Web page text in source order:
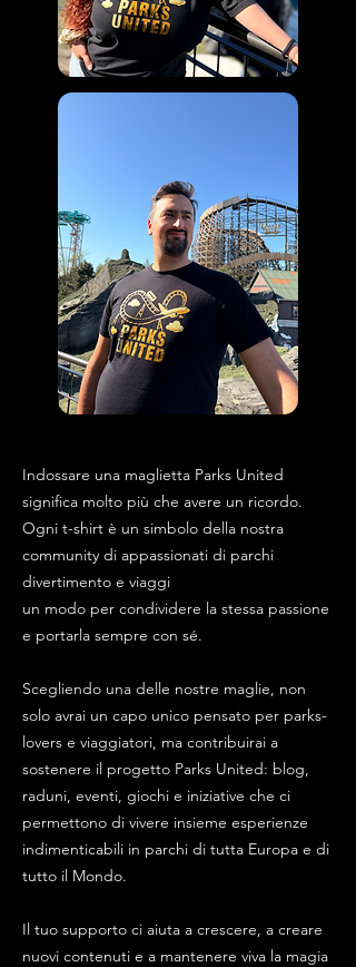
Indossare una maglietta Parks United
significa molto più che avere un ricordo.
Ogni t-shirt è un simbolo della nostra
community di appassionati di parchi
divertimento e viaggi
un modo per condividere la stessa passione
e portarla sempre con sé.
Scegliendo una delle nostre maglie, non
solo avrai un capo unico pensato per parks-
lovers e viaggiatori, ma contribuirai a
sostenere il progetto Parks United: blog,
raduni, eventi, giochi e iniziative che ci
permettono di vivere insieme esperienze
indimenticabili in parchi di tutta Europa e di
tutto il Mondo.
Il tuo supporto ci aiuta a crescere, a creare
nuovi contenuti e a mantenere viva la magia